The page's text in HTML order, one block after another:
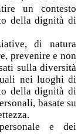
un contesto
della dignità di
di natura
prevenire e non
sulla diversità
nei luoghi di
della dignità di
basate su
e dei